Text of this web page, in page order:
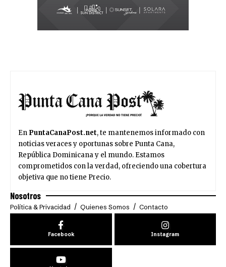
En PuntaCanaPost.net, te mantenemos informado con
noticias veraces y oportunas sobre Punta Cana,
República Dominicana y el mundo. Estamos
comprometidos con la verdad, ofreciendo una cobertura
objetiva que no tiene Precio.
Nosotros
Política & Privacidad Quienes Somos Contacto
Facebook Instagram